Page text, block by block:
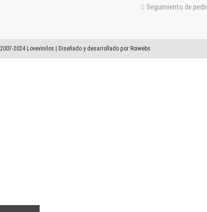
Seguimiento de
2007-2024 Lovevinilos | Diseñado y desarrollado por Roiwebs